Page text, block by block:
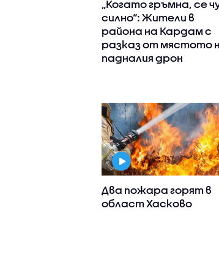
„Когато гръмна, се
силно“: Жители в
района на Кардам с
разказ от мястото
падналия дрон
Два пожара горят в
област Хасково